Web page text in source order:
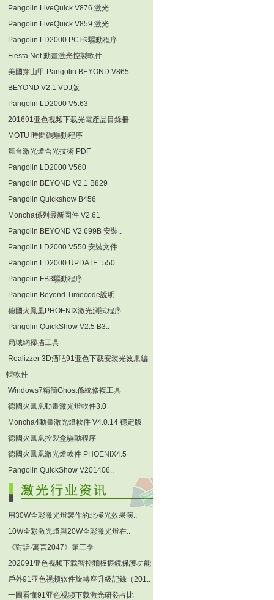
Pangolin LiveQuick V876 激光..
Pangolin LiveQuick V859 激光..
Pangolin LD2000 PCI卡驅動程序
Fiesta.Net 動畫激光控製軟件
美國穿山甲 Pangolin BEYOND V865..
BEYOND V2.1 VDJ版
Pangolin LD2000 V5.63
201691亚色视频下载光電產品目錄冊
MOTU 時間碼驅動程序
舞台激光燈合光技術 PDF
Pangolin LD2000 V560
Pangolin BEYOND V2.1 B829
Pangolin Quickshow B456
Moncha係列最新固件 V2.61
Pangolin BEYOND V2 699B 安裝..
Pangolin LD2000 V550 安裝文件
Pangolin LD2000 UPDATE_550
Pangolin FB3驅動程序
Pangolin Beyond Timecode說明..
德國火鳳凰PHOENIX激光測試程序
Pangolin QuickShow V2.5 B3..
局域網掃描工具
Realizzer 3D酒吧91亚色下载安装光效果編
輯軟件
Windows7精簡Ghost係統修複工具
德國火鳳凰動畫激光燈軟件3.0
Moncha4動畫激光燈軟件 V4.0.14 穩定版
德國火鳳凰控製盒驅動程序
德國火鳳凰激光燈軟件 PHOENIX4.5
Pangolin QuickShow V201406..
用30W全彩激光燈製作的北極光效果演..
10W全彩激光燈與20W全彩激光燈在..
《對話·寓言2047》第三季
202091亚色视频下载智控麵板振鏡保護功能
戶外91亚色视频软件旋轉座升級記錄（201..
一圖看懂91亚色视频下载激光研發占比